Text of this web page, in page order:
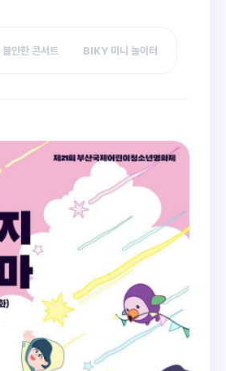
불안한 콘서트 BIKY 미니 놀이터